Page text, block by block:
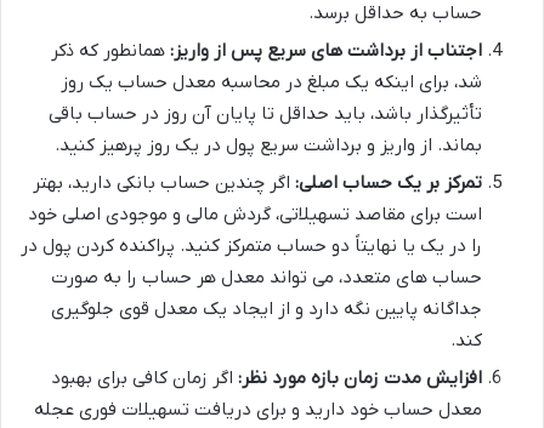
حساب به حداقل برسد.
اجتناب از برداشت های سریع پس از واریز: همانطور که ذکر
شد، برای اینکه یک مبلغ در محاسبه معدل حساب یک روز
تأثیرگذار باشد، باید حداقل تا پایان آن روز در حساب باقی
بماند. از واریز و برداشت سریع پول در یک روز پرهیز کنید.
تمرکز بر یک حساب اصلی: اگر چندین حساب بانکی دارید، بهتر
است برای مقاصد تسهیلاتی، گردش مالی و موجودی اصلی خود
را در یک یا نهایتاً دو حساب متمرکز کنید. پراکنده کردن پول در
حساب های متعدد، می تواند معدل هر حساب را به صورت
جداگانه پایین نگه دارد و از ایجاد یک معدل قوی جلوگیری
کند.
افزایش مدت زمان بازه مورد نظر: اگر زمان کافی برای بهبود
معدل حساب خود دارید و برای دریافت تسهیلات فوری عجله